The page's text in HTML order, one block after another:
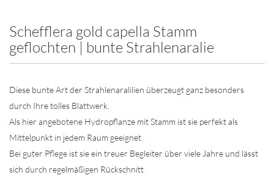
Schefflera gold capella Stamm
geflochten | bunte Strahlenaralie
Diese bunte Art der Strahlenaralilien überzeugt ganz besonders
durch Ihre tolles Blattwerk.
Als hier angebotene Hydropflanze mit Stamm ist sie perfekt als
Mittelpunkt in jedem Raum geeignet.
Bei guter Pflege ist sie ein treuer Begleiter über viele Jahre und lässt
sich durch regelmäßigen Rückschnitt